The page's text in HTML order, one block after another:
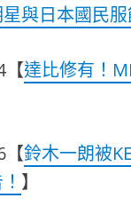
與日本國民服
【達比修有！
【鈴木一朗被
】